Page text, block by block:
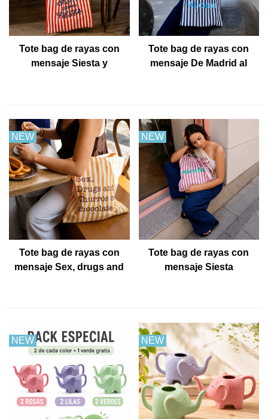
Tote bag de rayas con
mensaje Siesta y
Tote bag de rayas con
mensaje De Madrid al
NEW
Tote bag de rayas con
mensaje Sex, drugs and
NEW
Tote bag de rayas con
mensaje Siesta
NEW NEW